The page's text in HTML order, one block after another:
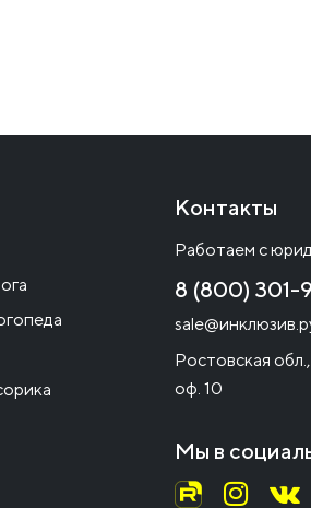
Контакты
Работаем с
8 (800) 301-
Ростовская
оф. 10
Мы в